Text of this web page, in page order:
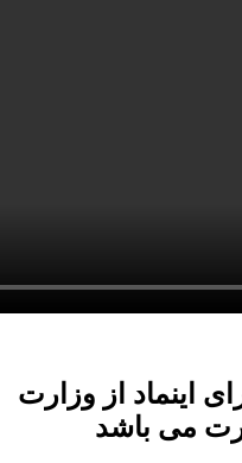
اینماد از وزارت
می باشد